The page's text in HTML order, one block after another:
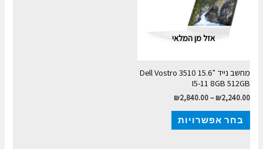
אזל מן המלאי
מחשב נייד Dell Vostro 3510 15.6"
I5-11 8GB 512GB
₪2,240.00
–
₪2,840.00
בחר אפשרויות